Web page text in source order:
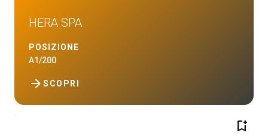
HERA SPA
POSIZIONE
A1/200
SCOPRI
arrow_forward
bookmark_add